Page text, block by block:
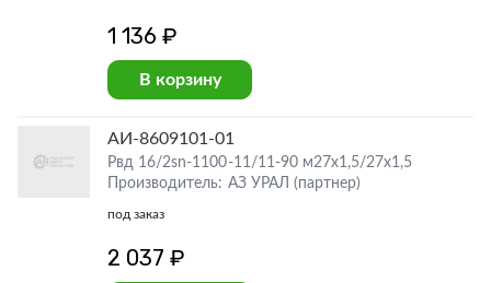
1 136 ₽
В корзину
АИ-8609101-01
Рвд 16/2sn-1100-11/11-90 м27х1,5/27х1,5
Производитель: АЗ УРАЛ (партнер)
под заказ
2 037 ₽